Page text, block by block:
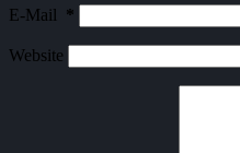
E-Mail *
Website